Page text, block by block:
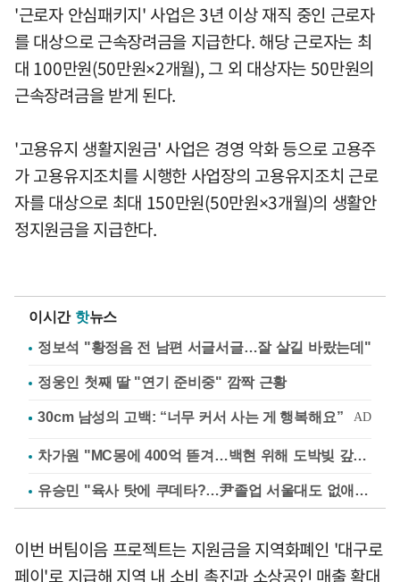
'근로자 안심패키지' 사업은 3년 이상 재직 중인 근로자
를 대상으로 근속장려금을 지급한다. 해당 근로자는 최
대 100만원(50만원×2개월), 그 외 대상자는 50만원의
근속장려금을 받게 된다.
'고용유지 생활지원금' 사업은 경영 악화 등으로 고용주
가 고용유지조치를 시행한 사업장의 고용유지조치 근로
자를 대상으로 최대 150만원(50만원×3개월)의 생활안
정지원금을 지급한다.
이시간 핫뉴스
정보석 "황정음 전 남편 서글서글…잘 살길 바랐는데"
정웅인 첫째 딸 "연기 준비중" 깜짝 근황
차가원 "MC몽에 400억 뜯겨…백현 위해 도박빚 갚아줘"
유승민 "육사 탓에 쿠데타?…尹졸업 서울대도 없애나"
이번 버팀이음 프로젝트는 지원금을 지역화폐인 '대구로
페이'로 지급해 지역 내 소비 촉진과 소상공인 매출 확대